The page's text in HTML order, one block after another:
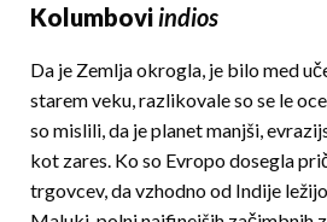
Kolumbovi indios
Da je Zemlja okrogla, je bilo med
starem veku, razlikovale so se le
so mislili, da je planet manjši,
kot zares. Ko so Evropo dosegla
trgovcev, da vzhodno od Indije